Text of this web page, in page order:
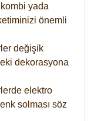
kombi yada
önemli
değişik
dekorasyona
elektro
solması söz